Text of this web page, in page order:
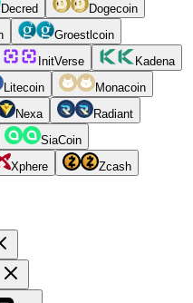
Decred
Dogecoin
Groestlcoin
InitVerse
Kadena
Litecoin
Monacoin
Nexa
Radiant
SiaCoin
Xphere Zcash